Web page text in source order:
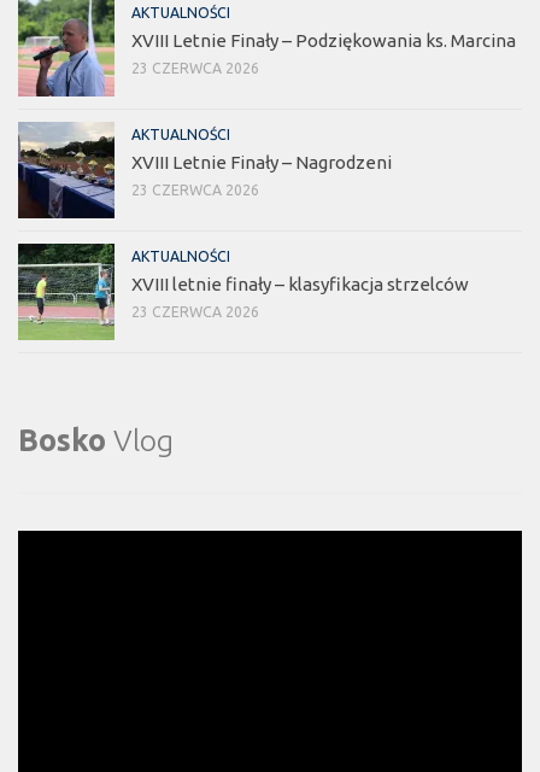
AKTUALNOŚCI
XVIII Letnie Finały – Podziękowania ks. Marcina
23 CZERWCA 2026
AKTUALNOŚCI
XVIII Letnie Finały – Nagrodzeni
23 CZERWCA 2026
AKTUALNOŚCI
XVIII letnie finały – klasyfikacja strzelców
23 CZERWCA 2026
Bosko Vlog